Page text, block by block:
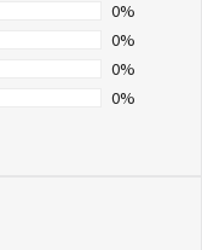
0%
0%
0%
0%